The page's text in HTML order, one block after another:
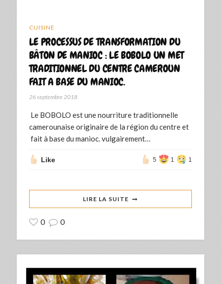
CUISINE
LE PROCESSUS DE TRANSFORMATION DU
BÂTON DE MANIOC : LE BOBOLO UN MET
TRADITIONNEL DU CENTRE CAMEROUN
FAIT A BASE DU MANIOC.
26 septembre 2018
Le BOBOLO est une nourriture traditionnelle
camerounaise originaire de la région du centre et
fait à base du manioc. vulgairement…
Like 5 1 1
LIRE LA SUITE
0 0